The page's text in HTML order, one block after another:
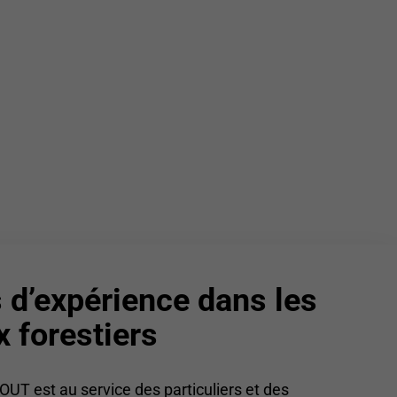
dans les
forestiers
est au service des particuliers et des